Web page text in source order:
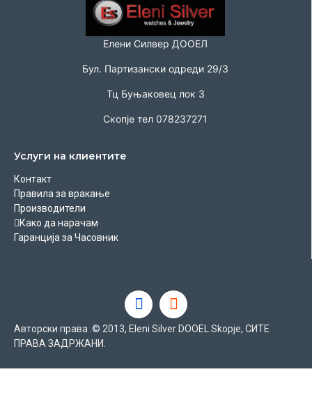
Елени Силвер ДООЕЛ
Бул. Партизански одреди 29/3
Тц Буњаковец лок 3
Скопје тел 078237271
Услуги на клиентите
Контакт
Правила за вракање
Производители
Како да нарачам
Гаранција за Часовник
Авторски права .© 2013, Eleni Silver DOOEL Skopje, СИТЕ
ПРАВА ЗАДРЖАНИ.